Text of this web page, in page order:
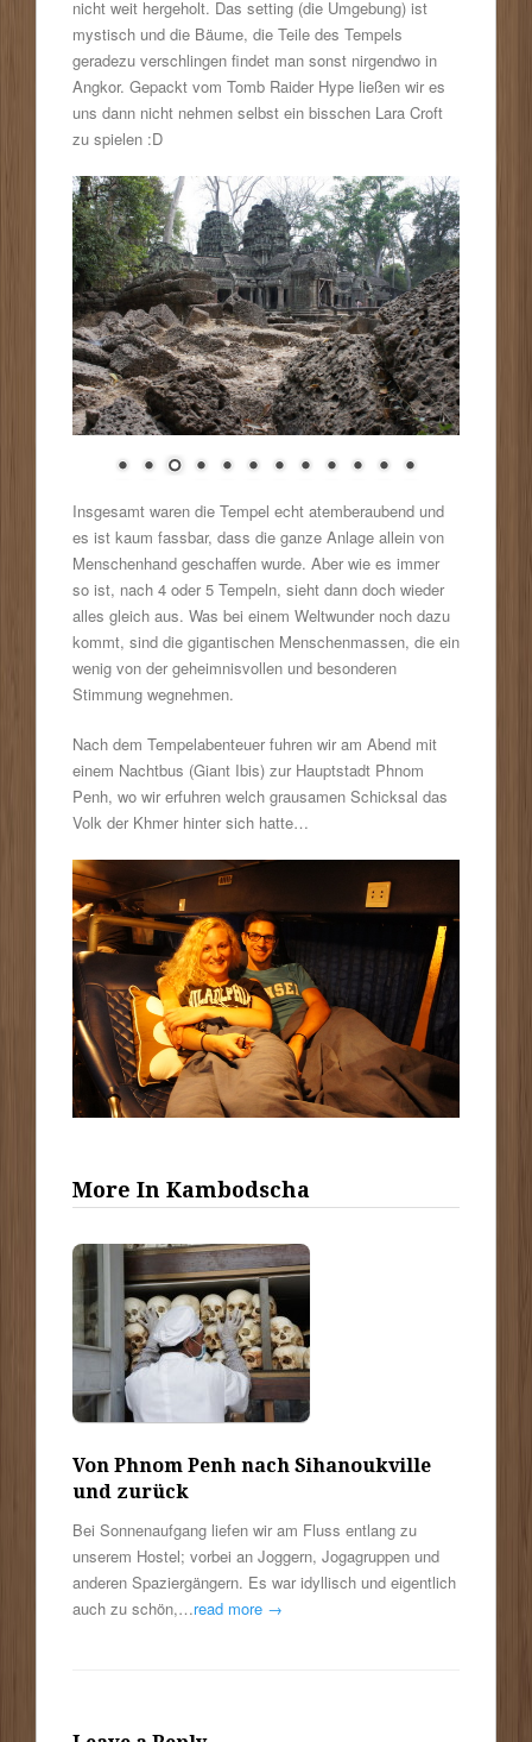
nicht weit hergeholt. Das setting (die Umgebung) ist
mystisch und die Bäume, die Teile des Tempels
geradezu verschlingen findet man sonst nirgendwo in
Angkor. Gepackt vom Tomb Raider Hype ließen wir es
uns dann nicht nehmen selbst ein bisschen Lara Croft
zu spielen :D
Insgesamt waren die Tempel echt atemberaubend und
es ist kaum fassbar, dass die ganze Anlage allein von
Menschenhand geschaffen wurde. Aber wie es immer
so ist, nach 4 oder 5 Tempeln, sieht dann doch wieder
alles gleich aus. Was bei einem Weltwunder noch dazu
kommt, sind die gigantischen Menschenmassen, die ein
wenig von der geheimnisvollen und besonderen
Stimmung wegnehmen.
Nach dem Tempelabenteuer fuhren wir am Abend mit
einem Nachtbus (Giant Ibis) zur Hauptstadt Phnom
Penh, wo wir erfuhren welch grausamen Schicksal das
Volk der Khmer hinter sich hatte…
More In Kambodscha
Von Phnom Penh nach Sihanoukville
und zurück
Bei Sonnenaufgang liefen wir am Fluss entlang zu
unserem Hostel; vorbei an Joggern, Jogagruppen und
anderen Spaziergängern. Es war idyllisch und eigentlich
auch zu schön,…read more →